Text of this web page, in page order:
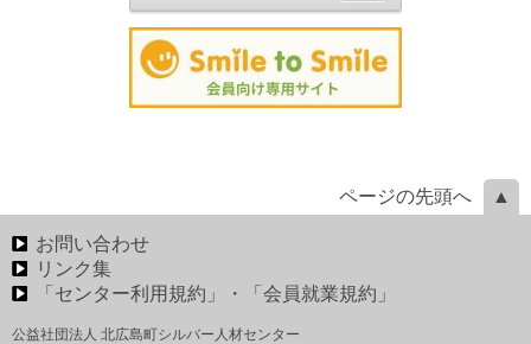
ページの先頭へ
お問い合わせ
リンク集
「センター利用規約」・「会員就業規約」
公益社団法人 北広島町シルバー人材センター